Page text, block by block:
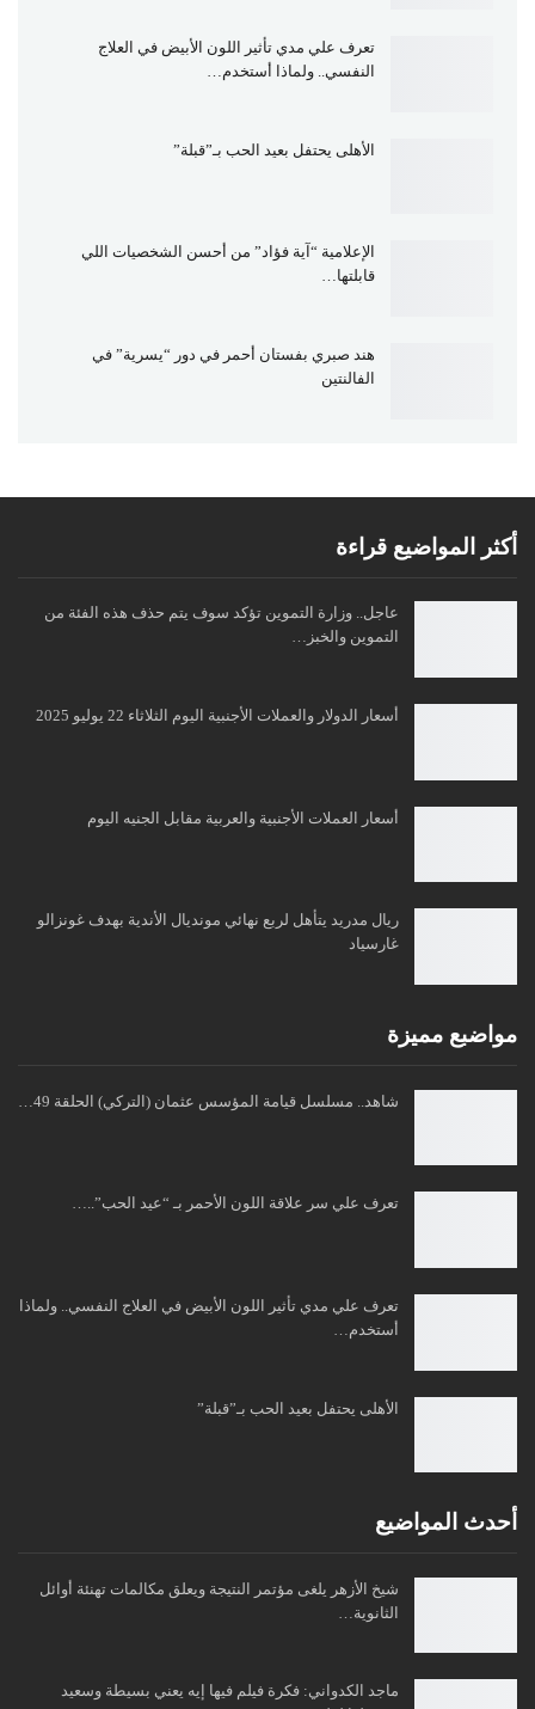
تعرف علي مدي تأثير اللون الأبيض في العلاج
النفسي.. ولماذا أستخدم…
الأهلى يحتفل بعيد الحب بـ”قبلة”
الإعلامية “آية فؤاد” من أحسن الشخصيات اللي
قابلتها…
هند صبري بفستان أحمر في دور “يسرية” في
الفالنتين
أكثر المواضيع قراءة
عاجل.. وزارة التموين تؤكد سوف يتم حذف هذه الفئة من
التموين والخبز…
أسعار الدولار والعملات الأجنبية اليوم الثلاثاء 22 يوليو 2025
أسعار العملات الأجنبية والعربية مقابل الجنيه اليوم
ريال مدريد يتأهل لربع نهائي مونديال الأندية بهدف غونزالو
غارسياد
مواضبع مميزة
شاهد.. مسلسل قيامة المؤسس عثمان (التركي) الحلقة 49…
تعرف علي سر علاقة اللون الأحمر بـ “عيد الحب”..…
تعرف علي مدي تأثير اللون الأبيض في العلاج النفسي.. ولماذا
أستخدم…
الأهلى يحتفل بعيد الحب بـ”قبلة”
أحدث المواضيع
شيخ الأزهر يلغى مؤتمر النتيجة ويعلق مكالمات تهنئة أوائل
الثانوية…
ماجد الكدواني: فكرة فيلم فيها إيه يعني بسيطة وسعيد